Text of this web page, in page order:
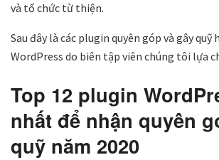
và tổ chức từ thiện.
Sau đây là các plugin quyên góp và gây quỹ
WordPress do biên tập viên chúng tôi lựa
Top 12 plugin
nhất để nhận quyên
quỹ năm 2020